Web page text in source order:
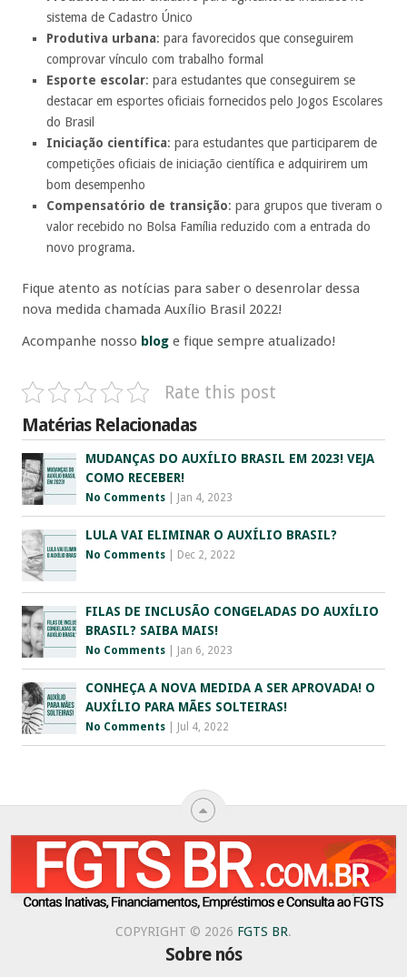
sistema de Cadastro Único
Produtiva urbana: para favorecidos que conseguirem
comprovar vínculo com trabalho formal
Esporte escolar: para estudantes que conseguirem se
destacar em esportes oficiais fornecidos pelo Jogos Escolares
do Brasil
Iniciação científica: para estudantes que participarem de
competições oficiais de iniciação científica e adquirirem um
bom desempenho
Compensatório de transição: para grupos que tiveram o
valor recebido no Bolsa Família reduzido com a entrada do
novo programa.
Fique atento as notícias para saber o desenrolar dessa
nova medida chamada Auxílio Brasil 2022!
Acompanhe nosso bloge fique sempre atualizado!
Rate this post
Matérias Relacionadas
MUDANÇAS DO AUXÍLIO BRASIL EM 2023! VEJA
COMO RECEBER!
No Comments| Jan 4, 2023
LULA VAI ELIMINAR O AUXÍLIO BRASIL?
No Comments| Dec 2, 2022
FILAS DE INCLUSÃO CONGELADAS DO AUXÍLIO
BRASIL? SAIBA MAIS!
No Comments| Jan 6, 2023
CONHEÇA A NOVA MEDIDA A SER APROVADA! O
AUXÍLIO PARA MÃES SOLTEIRAS!
No Comments| Jul 4, 2022
COPYRIGHT © 2026 FGTS BR.
Sobre nós